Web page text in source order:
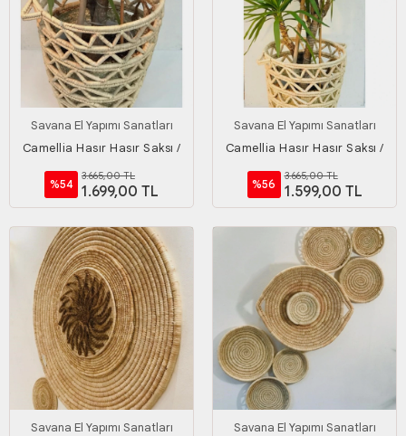
Savana El Yapımı Sanatları
Camellia Hasır Hasır Saksı /
Sepet 50 X 60
%54
3.665,00 TL
1.699,00 TL
Savana El Yapımı Sanatları
Camellia Hasır Hasır Saksı /
Sepet 45 X 55
%56
3.665,00 TL
1.599,00 TL
Savana El Yapımı Sanatları
Savana El Yapımı Sanatları